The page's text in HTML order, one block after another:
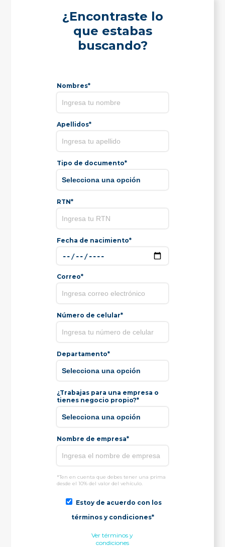
¿Encontraste lo
que estabas
buscando?
Nombres*
Apellidos*
Tipo de documento*
RTN*
Fecha de nacimiento*
Correo*
Número de celular*
Departamento*
¿Trabajas para una empresa o
tienes negocio propio?*
Nombre de empresa*
*Ten en cuenta que debes tener una prima
desde el 10% del valor del vehículo.
Estoy de acuerdo con los
términos y condiciones*
Ver términos y
condiciones